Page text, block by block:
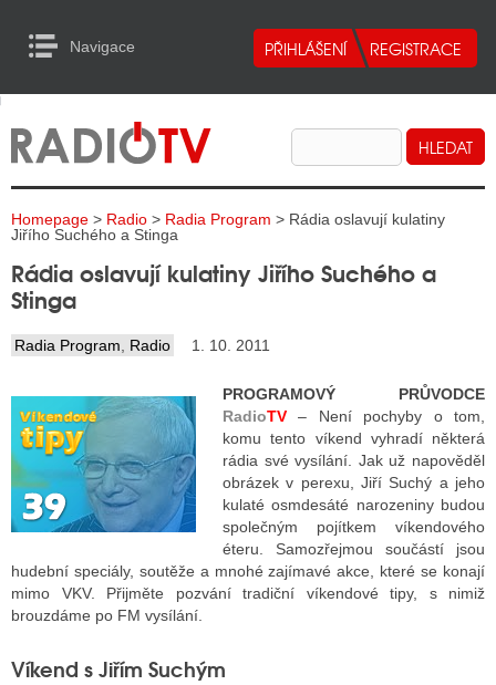
Navigace
RADIA
TELEVIZE
INTERNET
TISK
RADIA
RÁDIÍ
RÁDIÍ
VYSÍLAČE
TELEVIZE
TELEVIZÍ
to Content
Homepage > Radio > Radia Program > Rádia oslavují kulatiny
Jiřího Suchého a Stinga
Rádia oslavují kulatiny Jiřího Suchého a
Stinga
Radia Program Radio 1. 10. 2011
PROGRAMOVÝ PRŮVODCE
RadioTV
– Není pochyby o tom,
komu tento víkend vyhradí některá
rádia své vysílání. Jak už napověděl
obrázek v perexu, Jiří Suchý a jeho
kulaté osmdesáté narozeniny budou
společným pojítkem víkendového
éteru. Samozřejmou součástí jsou
hudební speciály, soutěže a mnohé zajímavé akce, které se konají
mimo VKV. Přijměte pozvání tradiční víkendové tipy, s nimiž
brouzdáme po FM vysílání.
Víkend s Jiřím Suchým